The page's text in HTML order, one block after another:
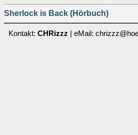
Sherlock is Back (Hörbuch)
Kontakt: CHRizzz | eMail: